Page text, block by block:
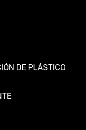
DE PLÁSTICO